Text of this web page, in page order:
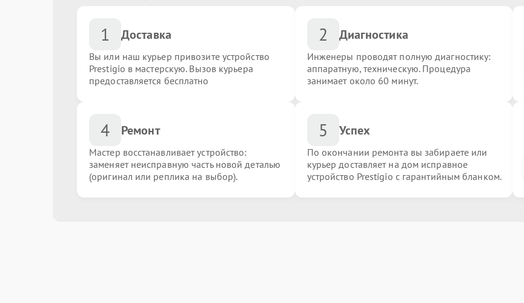
1 Доставка
Вы или наш курьер привозите устройство
Prestigio в мастерскую. Вызов курьера
предоставляется бесплатно
2 Диагностика
Инженеры проводят полную диагностику:
аппаратную, техническую. Процедура
занимает около 60 минут.
4 Ремонт
Мастер восстанавливает устройство:
заменяет неисправную часть новой деталью
(оригинал или реплика на выбор).
5 Успех
По окончании ремонта вы забираете или
курьер доставляет на дом исправное
устройство Prestigio с гарантийным бланком.